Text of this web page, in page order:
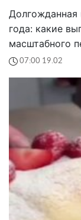
Долгожданная
года: какие
масштабного
07:00 19.02